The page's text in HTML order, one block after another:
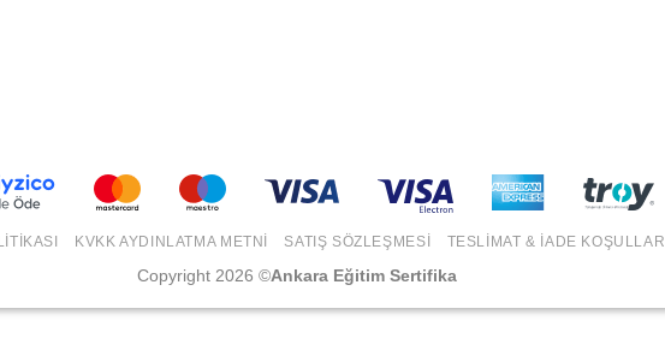
KVKK AYDINLATMA METNI SATIŞ SÖZLEŞMESI TESLIMAT & İADE KOŞULLARI
Copyright 2026 ©Ankara Eğitim Sertifika